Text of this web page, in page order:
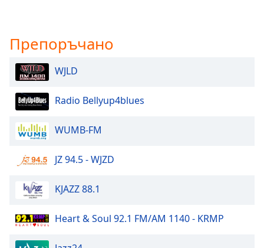
Препоръчано
WJLD
Radio Bellyup4blues
WUMB-FM
JZ 94.5 - WJZD
KJAZZ 88.1
Heart & Soul 92.1 FM/AM 1140 - KRMP